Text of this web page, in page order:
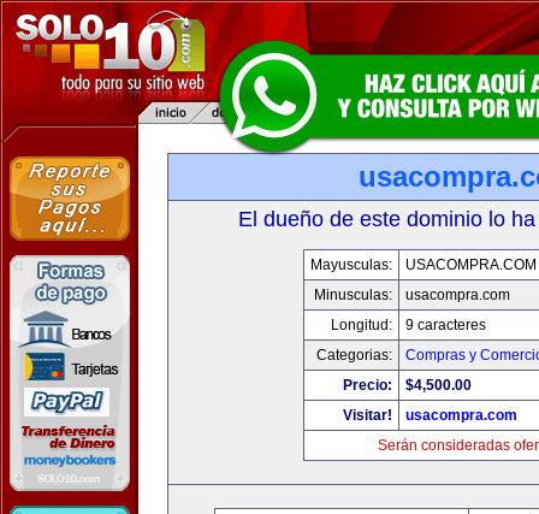
El dueño de este dominio lo
Mayusculas:
USACOMPRA.COM
Minusculas:
usacompra.com
Longitud:
9 caracteres
Categorias:
Compras y
Precio:
$4,500.00
Visitar!
usacompra.com
Serán consideradas